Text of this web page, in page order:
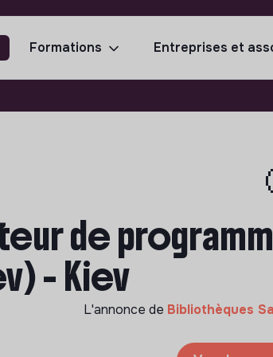
Formations Entreprises et
de
- Kiev
L'annonce de Bibliothèques